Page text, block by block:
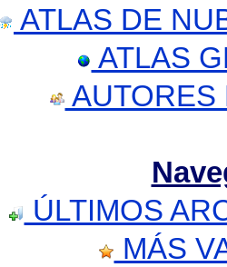
ATLAS DE
ATLAS
AUTORES
ÚLTIMOS
MÁS